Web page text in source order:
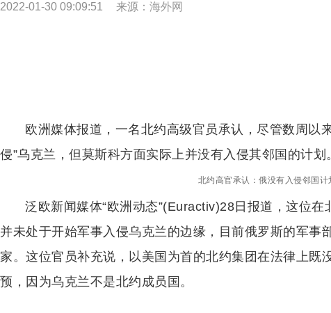
2022-01-30 09:09:51 来源： 海外网
欧洲媒体报道，一名北约高级官员承认，尽管数周以
侵”乌克兰，但莫斯科方面实际上并没有入侵其邻国的计划
北约高官承认：俄没有入侵邻国计
泛欧新闻媒体“欧洲动态”(Euractiv)28日报道，这位
并未处于开始军事入侵乌克兰的边缘，目前俄罗斯的军事
家。这位官员补充说，以美国为首的北约集团在法律上既
预，因为乌克兰不是北约成员国。